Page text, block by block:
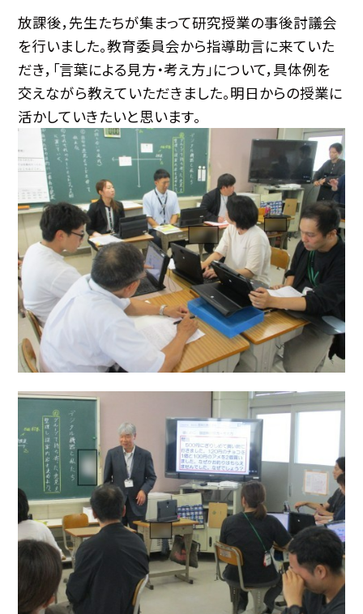
放課後，先生たちが集まって研究授業の事後討議会
を行いました。教育委員会から指導助言に来ていた
だき，「言葉による見方・考え方」について，具体例を
交えながら教えていただきました。明日からの授業に
活かしていきたいと思います。